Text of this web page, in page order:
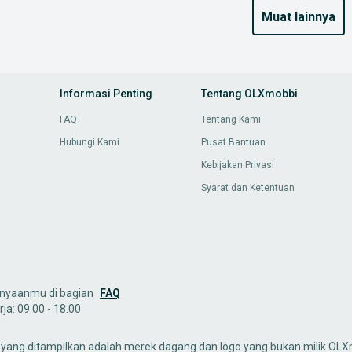
muat lainnya
Informasi Penting
FAQ
Hubungi Kami
Tentang OLXmobbi
Tentang Kami
Pusat Bantuan
Kebijakan Privasi
Syarat dan Ketentuan
di bagian
FAQ
09.00 - 18.00
ditampilkan adalah merek dagang dan logo yang bukan milik